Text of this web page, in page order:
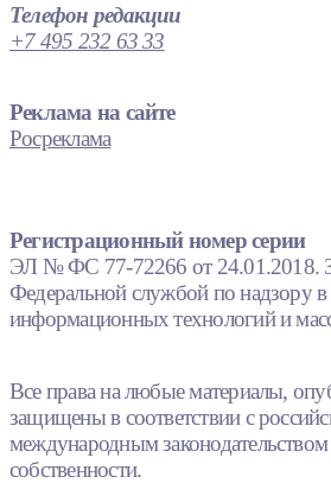
Телефон редакции
+7 495 232 63 33
Реклама на сайте
Росреклама
Регистрационный номер серии
ЭЛ № ФС 77-72266 от 24.01.2018.
Федеральной службой по надзору в
информационных технологий и
Все права на любые материалы,
защищены в соответствии с
международным законодательством
собственности.